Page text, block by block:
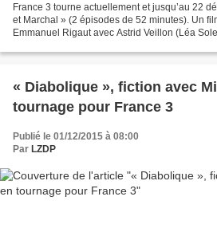
France 3 tourne actuellement et jusqu’au 22
et Marchal » (2 épisodes de 52 minutes). Un
Emmanuel Rigaut avec Astrid Veillon (Léa
« Diabolique », fiction avec
tournage pour France 3
Publié le 01/12/2015 à 08:00
Par LZDP